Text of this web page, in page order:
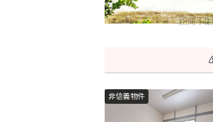
非信義物件